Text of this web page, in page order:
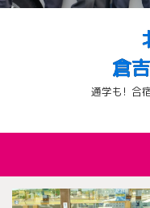
倉
通学も! 合